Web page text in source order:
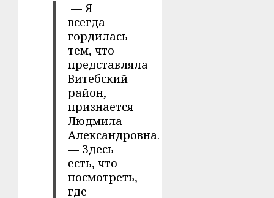
— Я
всегда
гордилась
тем, что
представляла
Витебский
район, —
признается
Людмила
Александровна.
— Здесь
есть, что
посмотреть,
где